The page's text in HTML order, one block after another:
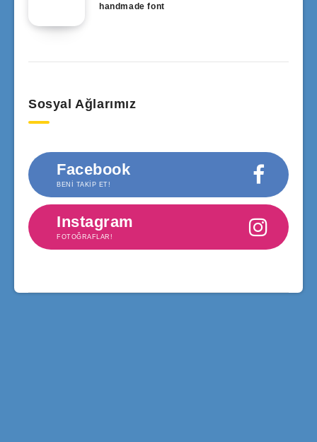
handmade font
Sosyal Ağlarımız
Facebook
BENI TAKIP ET!
Instagram
FOTOĞRAFLAR!